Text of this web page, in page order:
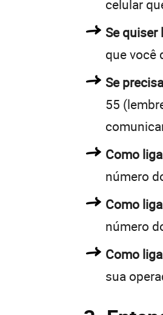
celular
Se quiser
que você
Se
55
Como
número
Como
número
Como
sua